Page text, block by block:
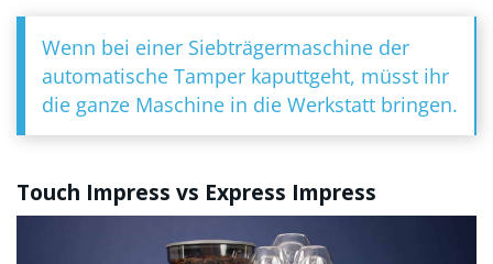
Wenn bei einer Siebträgermaschine der
automatische Tamper kaputtgeht, müsst ihr
die ganze Maschine in die Werkstatt bringen.
Touch Impress vs Express Impress